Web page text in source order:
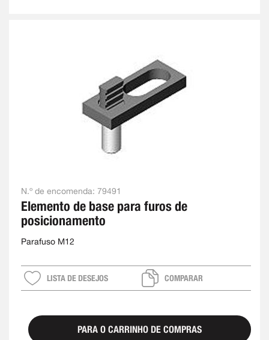
N.º de encomenda: 79491
Elemento de base para furos de
posicionamento
Parafuso M12
LISTA DE DESEJOS COMPARAR
PARA O CARRINHO DE COMPRAS